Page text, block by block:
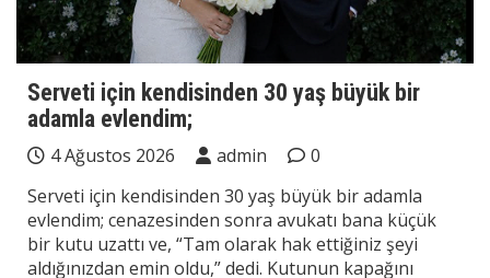
Serveti için kendisinden 30 yaş büyük bir
adamla evlendim;
4 Ağustos 2026 admin
0
Serveti için kendisinden 30 yaş büyük bir adamla
evlendim; cenazesinden sonra avukatı bana küçük
bir kutu uzattı ve, “Tam olarak hak ettiğiniz şeyi
aldığınızdan emin oldu,” dedi. Kutunun kapağını